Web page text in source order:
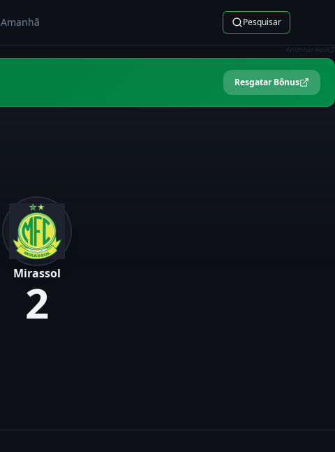
Amanhã Pesquisar
Anunciar aqui
Resgatar Bônus
Mirassol
2